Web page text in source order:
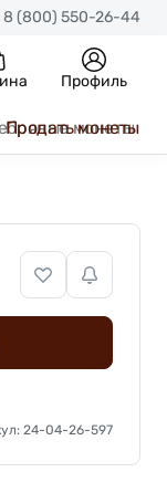
8 (800) 550-26-44
Профиль
монеты
Продать монеты
24-04-26-597